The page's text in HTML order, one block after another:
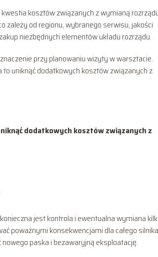
kosztów związanych z wymianą
zależy od regionu, wybranego serwisu, jakości
niezbędnych elementów układu rozrządu.
przy planowaniu wizyty w warsztacie.
uniknąć dodatkowych kosztów związanych z
dodatkowych kosztów związanych z
jest kontrola i ewentualna wymiana
poważnymi konsekwencjami dla całego
paska i bezawaryjną eksploatację.